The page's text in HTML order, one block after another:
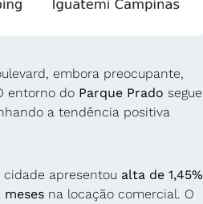
embora preocupante,
entorno do Parque Prado segue
a tendência positiva
apresentou alta de 1,45%
meses na locação comercial. O